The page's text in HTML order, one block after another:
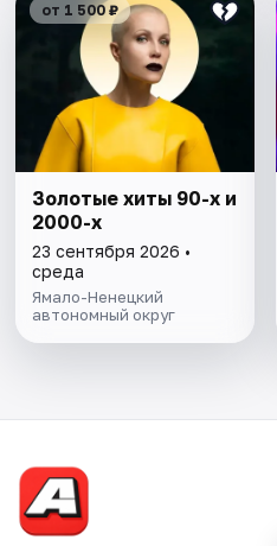
от 1 500 ₽
Золотые хиты 90-х и
2000-х
23 сентября 2026 •
среда
Ямало-Ненецкий
автономный округ